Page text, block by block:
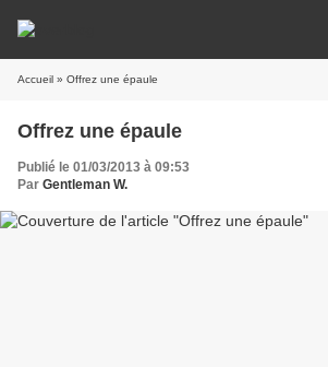
Accueil » Offrez une épaule
Offrez une épaule
Publié le 01/03/2013 à 09:53
Par Gentleman W.